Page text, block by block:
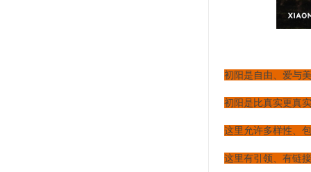
初阳是自由、爱与
初阳是比真实更真
这里允许多样性、
这里有引领、有链